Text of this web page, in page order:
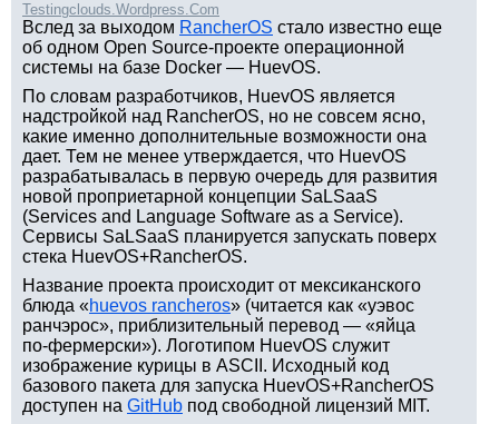
Testingclouds.Wordpress.Com
Вслед за выходом RancherOS стало известно еще
об одном Open Source-проекте операционной
системы на базе Docker — HuevOS.
По словам разработчиков, HuevOS является
надстройкой над RancherOS, но не совсем ясно,
какие именно дополнительные возможности она
дает. Тем не менее утверждается, что HuevOS
разрабатывалась в первую очередь для развития
новой проприетарной концепции SaLSaaS
(Services and Language Software as a Service).
Сервисы SaLSaaS планируется запускать поверх
стека HuevOS+RancherOS.
Название проекта происходит от мексиканского
блюда «huevos rancheros» (читается как «уэвос
ранчэрос», приблизительный перевод — «яйца
по-фермерски»). Логотипом HuevOS служит
изображение курицы в ASCII. Исходный код
базового пакета для запуска HuevOS+RancherOS
доступен на GitHub под свободной лицензий MIT.